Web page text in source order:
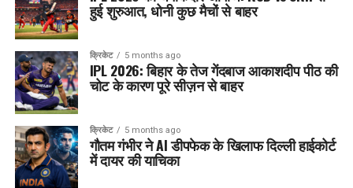
हुई शुरुआत, धोनी कुछ मैचों से बाहर
क्रिकेट 5 months ago
IPL 2026: बिहार के तेज गेंदबाज आकाशदीप पीठ की
चोट के कारण पूरे सीज़न से बाहर
क्रिकेट 5 months ago
गौतम गंभीर ने AI डीपफेक के खिलाफ दिल्ली हाईकोर्ट
में दायर की याचिका